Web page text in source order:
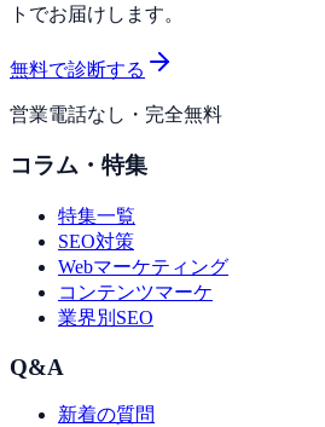
トでお届けします。
無料で診断する
営業電話なし・完全無料
コラム・特集
特集一覧
SEO対策
Webマーケティング
コンテンツマーケ
業界別SEO
Q&A
新着の質問